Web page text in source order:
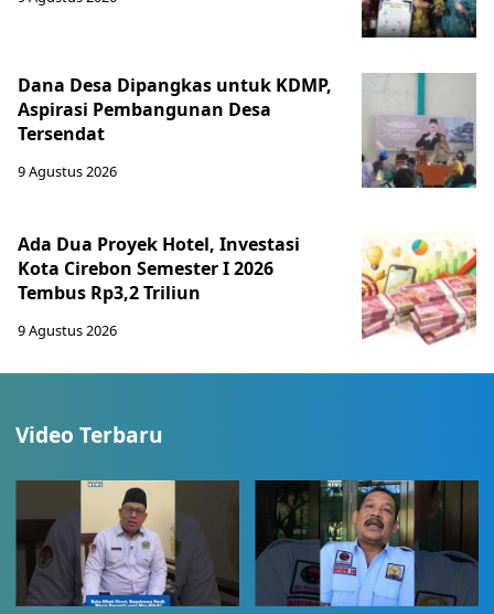
Dana Desa Dipangkas untuk KDMP,
Aspirasi Pembangunan Desa
Tersendat
9 Agustus 2026
Ada Dua Proyek Hotel, Investasi
Kota Cirebon Semester I 2026
Tembus Rp3,2 Triliun
9 Agustus 2026
Video Terbaru